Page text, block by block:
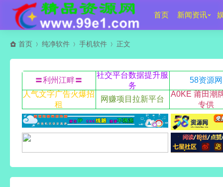
首页 新闻资讯
首页 纯净软件 手机软件 正文
〓利州江畔〓
社交平台数据提升服
务
58资源网
人气文字广告火爆招
租
网赚项目拉新平台
A0KE 莆田潮
专供